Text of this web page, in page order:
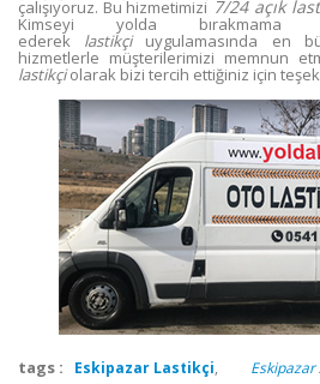
çalışıyoruz. Bu hizmetimizi 7/24 açık
Kimseyi yolda bırakmama
ederek lastikçi uygulamasında en
hizmetlerle müşterilerimizi memnun
lastikçiolarak bizi tercih ettiğiniz için
tags : Eskipazar Lastikçi, Eskipazar